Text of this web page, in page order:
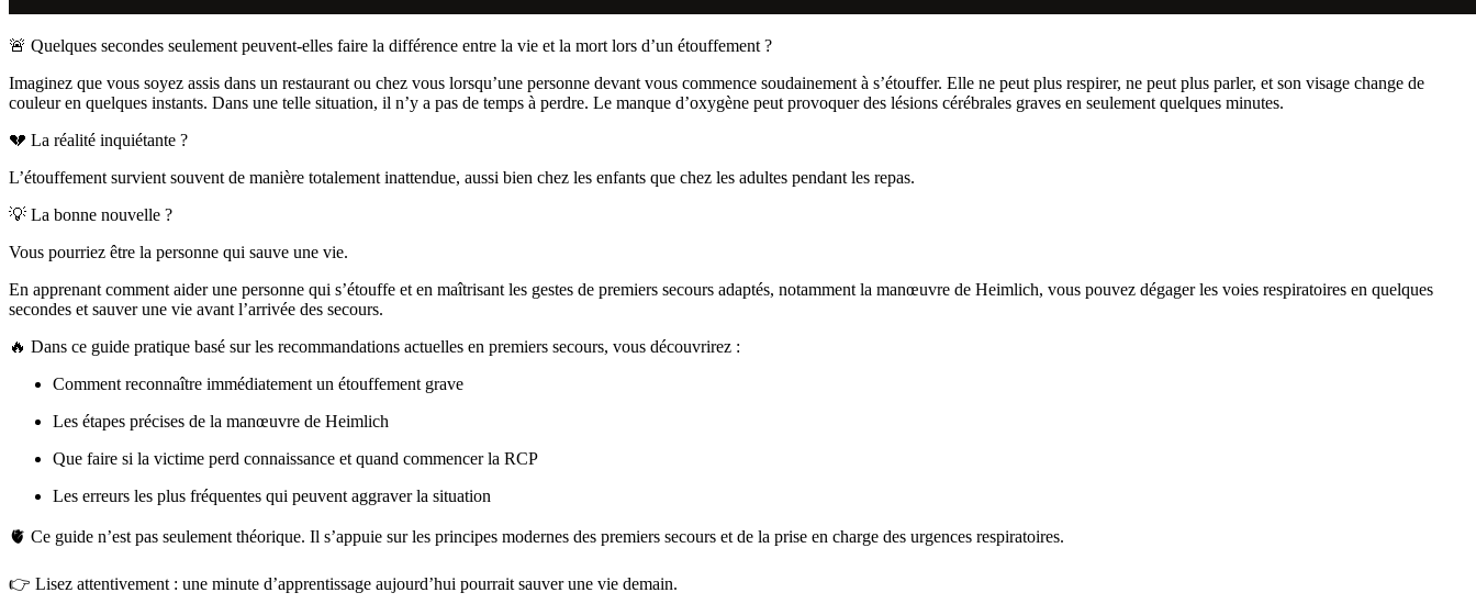
🚨 Quelques secondes seulement peuvent-elles faire la différence entre la vie et la mort lors d’un étouffement ?
Imaginez que vous soyez assis dans un restaurant ou chez vous lorsqu’une personne devant vous commence soudainement à s’étouffer. Elle ne peut plus respirer, ne peut plus parler, et son visage change de
couleur en quelques instants. Dans une telle situation, il n’y a pas de temps à perdre. Le manque d’oxygène peut provoquer des lésions cérébrales graves en seulement quelques minutes.
💔 La réalité inquiétante ?
L’étouffement survient souvent de manière totalement inattendue, aussi bien chez les enfants que chez les adultes pendant les repas.
💡 La bonne nouvelle ?
Vous pourriez être la personne qui sauve une vie.
En apprenant comment aider une personne qui s’étouffe et en maîtrisant les gestes de premiers secours adaptés, notamment la manœuvre de Heimlich, vous pouvez dégager les voies respiratoires en quelques
secondes et sauver une vie avant l’arrivée des secours.
🔥 Dans ce guide pratique basé sur les recommandations actuelles en premiers secours, vous découvrirez :
Comment reconnaître immédiatement un étouffement grave
Les étapes précises de la manœuvre de Heimlich
Que faire si la victime perd connaissance et quand commencer la RCP
Les erreurs les plus fréquentes qui peuvent aggraver la situation
🫀 Ce guide n’est pas seulement théorique. Il s’appuie sur les principes modernes des premiers secours et de la prise en charge des urgences respiratoires.
👉 Lisez attentivement : une minute d’apprentissage aujourd’hui pourrait sauver une vie demain.